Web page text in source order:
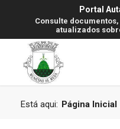
Portal
Consulte
atualizados
Está aqui: Página Inicial